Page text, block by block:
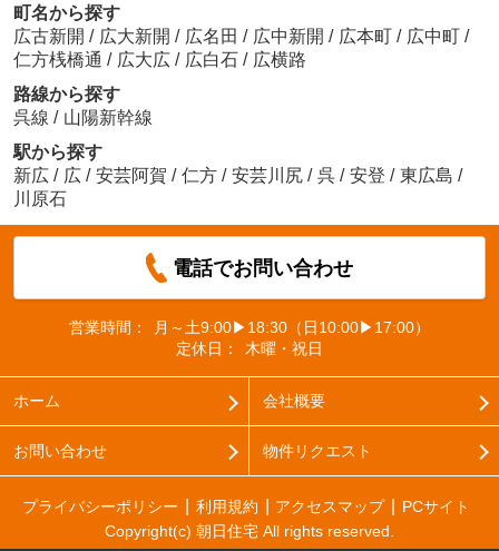
町名から探す
広古新開 / 広大新開 / 広名田 / 広中新開 / 広本町 / 広中町 /
仁方桟橋通 / 広大広 / 広白石 / 広横路
路線から探す
呉線 / 山陽新幹線
駅から探す
新広 / 広 / 安芸阿賀 / 仁方 / 安芸川尻 / 呉 / 安登 / 東広島 /
川原石
電話でお問い合わせ
営業時間：
月～土9:00▶18:30（日10:00▶17:00）
定休日：
木曜・祝日
ホーム 会社概要
お問い合わせ 物件リクエスト
プライバシーポリシー 利用規約 アクセスマップ
PCサイト
Copyright(c) 朝日住宅 All rights reserved.